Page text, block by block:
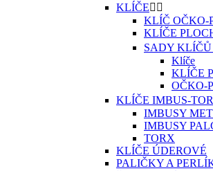
KLÍČE 
KLÍČ OČKO-
KLÍČE
SADY KLÍČŮ
Klíče
KLÍČE
OČKO-
KLÍČE IMBUS-
IMBUSY
IMBUSY
TORX
KLÍČE ÚDEROVÉ
PALIČKY A